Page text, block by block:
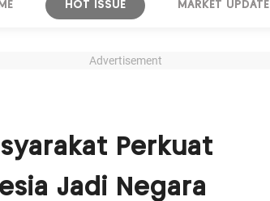
HOT ISSUE MARKET UPDATE
Advertisement
Perkuat
Jadi Negara